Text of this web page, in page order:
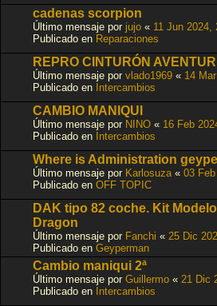
cadenas scorpion
Último mensaje por jujo « 11 Jun 2024,
Publicado en Reparaciones
REPRO CINTURÓN
Último mensaje por vlado1969 « 14
Publicado en Intercambios
CAMBIO MANIQUI
Último mensaje por NINO « 16 Feb
Publicado en Intercambios
Where is Administration
Último mensaje por Karlosuza « 03
Publicado en OFF TOPIC
DAK tipo 82 coche. Kit
Dragon
Último mensaje por Fanchi « 25 Dic
Publicado en Geyperman
Cambio maniqui 2ª
Último mensaje por Guillermo « 21 Dic
Publicado en Intercambios